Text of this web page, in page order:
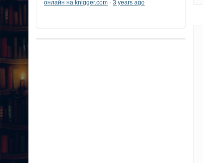
онлайн на knigger.com · 3 years ago